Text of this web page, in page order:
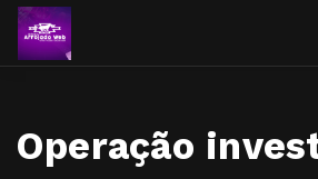
Operação